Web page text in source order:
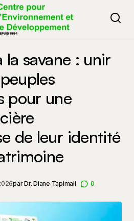
patrimoine
la savane : unir
pour une
de leur identité
parDr. Diane Tapimali 0